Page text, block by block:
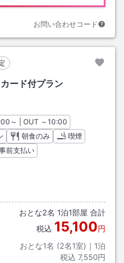
お問い合わせコード
ード付プラン
ックイン
～ | OUT チェックアウト
～10:00
朝食のみ
喫煙
前支払い
おとな2名 1泊1部屋 合計
税込 15,100円
おとな1名 (2名1室)｜ 1泊
税込 7,550円